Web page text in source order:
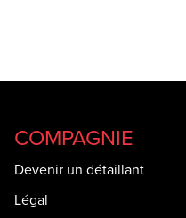
COMPAGNIE
Devenir un détaillant
Légal